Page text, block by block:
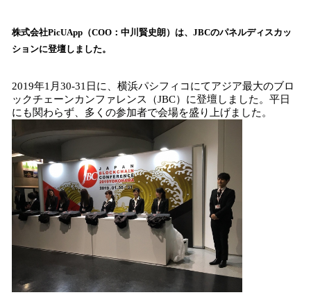
！
数
み
込
み
中
す
株式会社PicUApp（COO：中川賢史朗）は、JBCのパネルディスカッ
ションに登壇しました。
2019年1月30-31日に、横浜パシフィコにてアジア最大のブロ
ックチェーンカンファレンス（JBC）に登壇しました。平日
にも関わらず、多くの参加者で会場を盛り上げました。